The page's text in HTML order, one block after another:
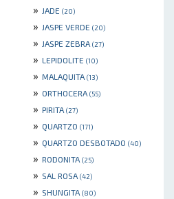
» JADE (20)
» JASPE VERDE (20)
» JASPE ZEBRA (27)
» LEPIDOLITE (10)
» MALAQUITA (13)
» ORTHOCERA (55)
» PIRITA (27)
» QUARTZO (171)
» QUARTZO DESBOTADO (40)
» RODONITA (25)
» SAL ROSA (42)
» SHUNGITA (80)